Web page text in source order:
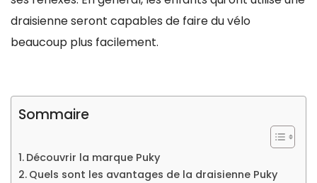
draisienne seront capables de faire du vélo
beaucoup plus facilement.
Sommaire
Découvrir la marque Puky
Quels sont les avantages de la draisienne Puky